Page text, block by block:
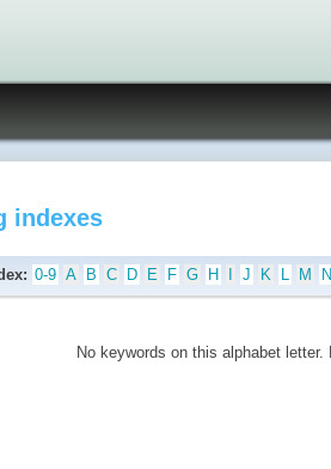
indexes
0-9 A B C D E F G H J K L M N
No keywords on this alphabet